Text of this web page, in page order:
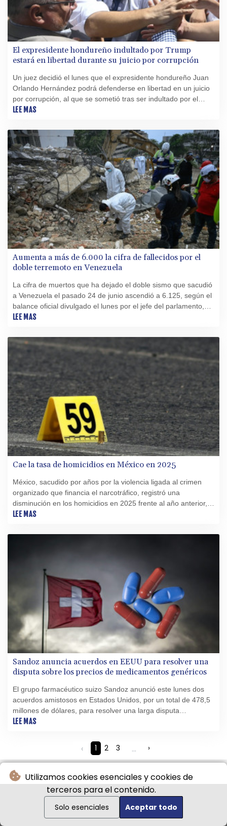
Utilizamos cookies esenciales y cookies de
terceros para el contenido.
Solo esenciales Aceptar todo
El expresidente hondureño indultado por Trump
estará en libertad durante su juicio por corrupción
Un juez decidió el lunes que el expresidente hondureño Juan
Orlando Hernández podrá defenderse en libertad en un juicio
por corrupción, al que se sometió tras ser indultado por el
mandatario estadounidense, Donald Trump, de una condena
LEE MAS
Aumenta a más de 6.000 la cifra de fallecidos por el
doble terremoto en Venezuela
La cifra de muertos que ha dejado el doble sismo que sacudió
a Venezuela el pasado 24 de junio ascendió a 6.125, según el
balance oficial divulgado el lunes por el jefe del parlamento,
Jorge Rodríguez.
LEE MAS
Cae la tasa de homicidios en México en 2025
México, sacudido por años por la violencia ligada al crimen
organizado que financia el narcotráfico, registró una
disminución en los homicidios en 2025 frente al año anterior,
informó el lunes el instituto de estadística Inegi.
LEE MAS
Sandoz anuncia acuerdos en EEUU para resolver una
disputa sobre los precios de medicamentos genéricos
El grupo farmacéutico suizo Sandoz anunció este lunes dos
acuerdos amistosos en Estados Unidos, por un total de 478,5
millones de dólares, para resolver una larga disputa
relacionada con los precios de medicamentos genéricos.
LEE MAS
‹ 1 2 3 ... ›